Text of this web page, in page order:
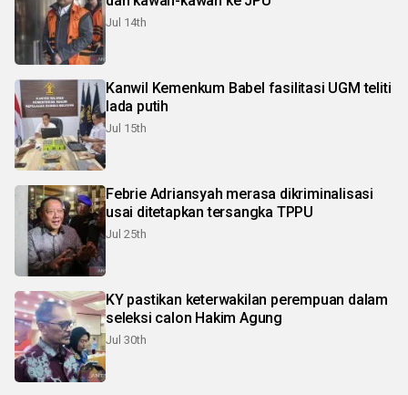
Jul 14th
Kanwil Kemenkum Babel fasilitasi UGM teliti
lada putih
Jul 15th
Febrie Adriansyah merasa dikriminalisasi
usai ditetapkan tersangka TPPU
Jul 25th
KY pastikan keterwakilan perempuan dalam
seleksi calon Hakim Agung
Jul 30th